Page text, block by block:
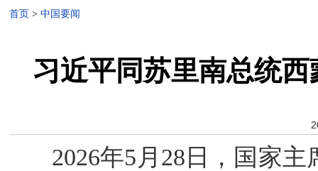
首页 > 中国要闻
习近平同苏里南总统
2026年5月28日，国家